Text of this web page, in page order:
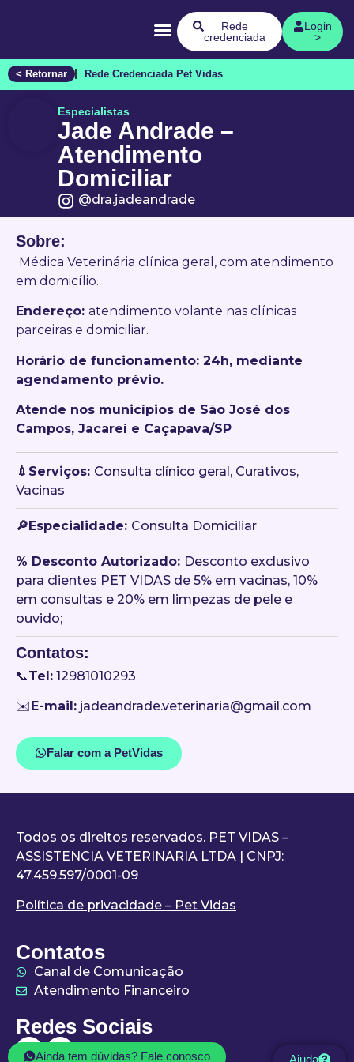
Rede
credenciada
Login
>
Ainda tem dúvidas? Fale conosco Ajuda
< Retornar Rede Credenciada Pet Vidas
Especialistas
Jade Andrade –
Atendimento
Domiciliar
@dra.jadeandrade
Sobre:
Médica Veterinária clínica geral, com atendimento
em domicílio.
Endereço: atendimento volante nas clínicas
parceiras e domiciliar.
Horário de funcionamento: 24h, mediante
agendamento prévio.
Atende nos municípios de São José dos
Campos, Jacareí e Caçapava/SP
💉Serviços: Consulta clínico geral, Curativos,
Vacinas
🔎Especialidade: Consulta Domiciliar
󠀥% Desconto Autorizado: Desconto exclusivo
para clientes PET VIDAS de 5% em vacinas, 10%
em consultas e 20% em limpezas de pele e
ouvido;
Contatos:
📞Tel: 12981010293
✉️E-mail: jadeandrade.veterinaria@gmail.com
Falar com a PetVidas
Todos os direitos reservados. PET VIDAS –
ASSISTENCIA VETERINARIA LTDA | CNPJ:
47.459.597/0001-09
Política de privacidade – Pet Vidas
Contatos
Canal de Comunicação
Atendimento Financeiro
Redes Sociais